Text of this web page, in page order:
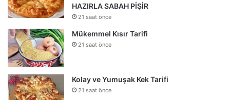
HAZIRLA SABAH PİŞİR
21 saat önce
Mükemmel Kısır Tarifi
21 saat önce
Kolay ve Yumuşak Kek Tarifi
21 saat önce